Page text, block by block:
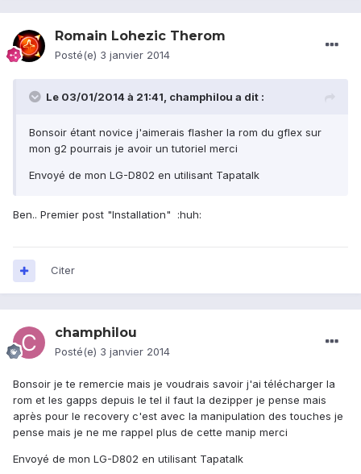
Romain Lohezic Therom
Posté(e) 3 janvier 2014
Le 03/01/2014 à 21:41, champhilou a dit :
Bonsoir étant novice j'aimerais flasher la rom du gflex sur
mon g2 pourrais je avoir un tutoriel merci
Envoyé de mon LG-D802 en utilisant Tapatalk
Ben.. Premier post "Installation" :huh:
Citer
champhilou
Posté(e) 3 janvier 2014
Bonsoir je te remercie mais je voudrais savoir j'ai télécharger la
rom et les gapps depuis le tel il faut la dezipper je pense mais
après pour le recovery c'est avec la manipulation des touches je
pense mais je ne me rappel plus de cette manip merci
Envoyé de mon LG-D802 en utilisant Tapatalk